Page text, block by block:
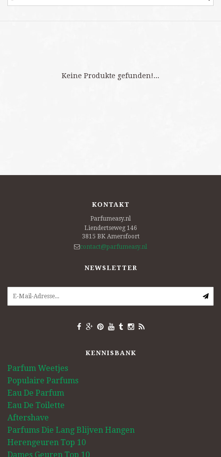
Keine Produkte gefunden!...
KONTAKT
Parfumeasy.nl
Liendertseweg 146
3815 BK Amersfoort
contact@parfumeasy.nl
NEWSLETTER
KENNISBANK
Parfum Weetjes
Populaire Parfums
Eau De Parfum
Eau De Toilette
Aftershave
Parfums Die Lang Blijven Hangen
Herengeuren Top 10
Dames Geuren Top 10